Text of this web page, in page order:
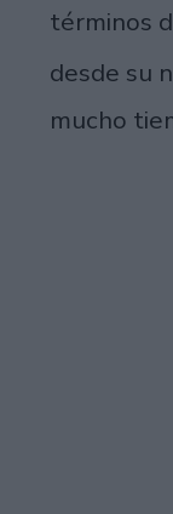
términos
desde su
mucho